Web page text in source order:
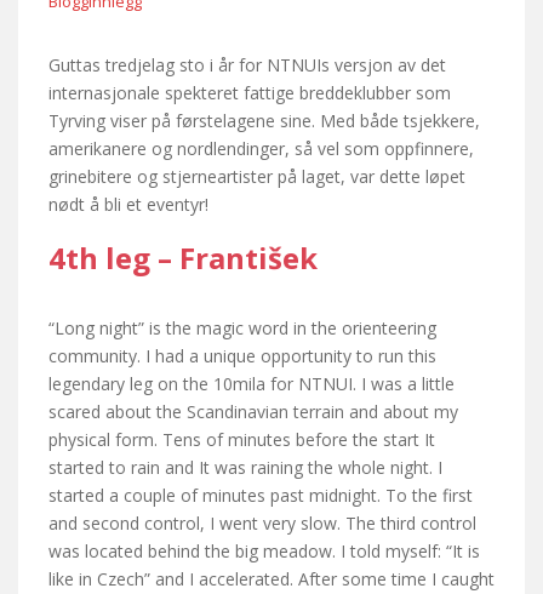
Guttas tredjelag sto i år for NTNUIs versjon av det
internasjonale spekteret fattige breddeklubber som
Tyrving viser på førstelagene sine. Med både tsjekkere,
amerikanere og nordlendinger, så vel som oppfinnere,
grinebitere og stjerneartister på laget, var dette løpet
nødt å bli et eventyr!
4th leg – František
“Long night” is the magic word in the orienteering
community. I had a unique opportunity to run this
legendary leg on the 10mila for NTNUI. I was a little
scared about the Scandinavian terrain and about my
physical form. Tens of minutes before the start It
started to rain and It was raining the whole night. I
started a couple of minutes past midnight. To the first
and second control, I went very slow. The third control
was located behind the big meadow. I told myself: “It is
like in Czech” and I accelerated. After some time I caught